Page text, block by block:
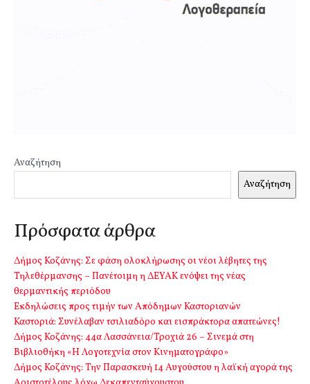
Αναζήτηση
Αναζήτηση
Πρόσφατα άρθρα
Δήμος Κοζάνης: Σε φάση ολοκλήρωσης οι νέοι λέβητες της
Τηλεθέρμανσης – Πανέτοιμη η ΔΕΥΑΚ ενόψει της νέας
θερμαντικής περιόδου
Εκδηλώσεις προς τιμήν των Απόδημων Καστοριανών
Καστοριά: Συνέλαβαν τσιλιαδόρο και εισπράκτορα απατεώνες!
Δήμος Κοζάνης: 44α Λασσάνεια/Τροχιά 26 – Σινεμά στη
Βιβλιοθήκη «Η Λογοτεχνία στον Κινηματογράφο»
Δήμος Κοζάνης: Την Παρασκευή 14 Αυγούστου η λαϊκή αγορά της